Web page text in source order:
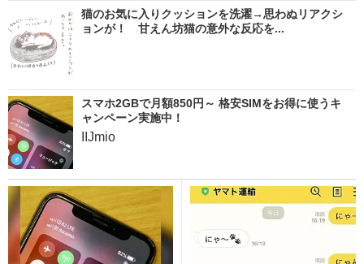
猫のお気に入りクッションを洗濯→思わぬリアクシ
ョンが！ 甘えん坊猫の意外な反応を...
スマホ2GBで月額850円～ 格安SIMをお得に使うキ
ャンペーン実施中！
IIJmio